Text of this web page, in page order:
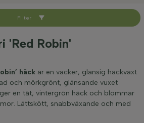
Filter
'Red Robin'
häck är en vacker, glansig häckväxt
och mörkgrönt, glänsande vuxet
en tät, vintergrön häck och blommar
Lättskött, snabbväxande och med